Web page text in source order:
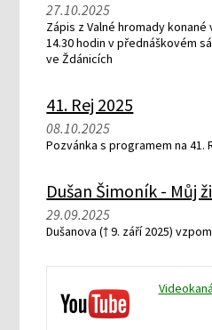
27.10.2025
Zápis z Valné hromady konané
14.30 hodin v přednáškovém
ve Ždánicích
41. Rej 2025
08.10.2025
Pozvánka s programem na 41.
Dušan Šimoník - Můj
29.09.2025
Dušanova († 9. září 2025)